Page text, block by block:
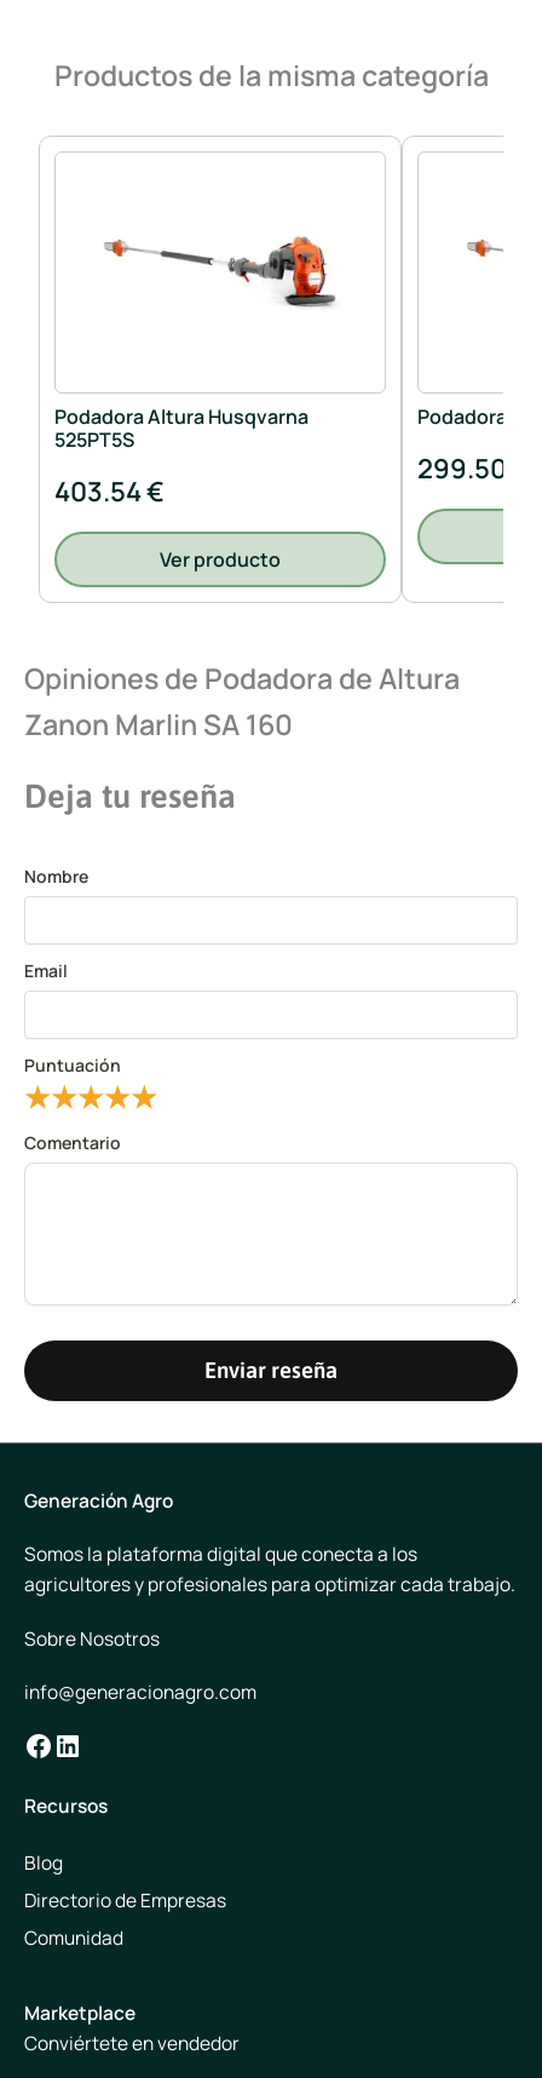
Productos de la misma categoría
Podadora Altura Husqvarna
525PT5S
403.54 €
Ver producto
Podadora
299.50 €
Opiniones de Podadora de Altura
Zanon Marlin SA 160
Deja tu reseña
Nombre
Email
Puntuación
★
★
★
★
★
Comentario
Enviar reseña
Generación Agro
Somos la plataforma digital que conecta a los
agricultores y profesionales para optimizar cada trabajo.
Sobre Nosotros
info@generacionagro.com
Facebook
LinkedIn
Recursos
Blog
Directorio de Empresas
Comunidad
Marketplace
Conviértete en vendedor